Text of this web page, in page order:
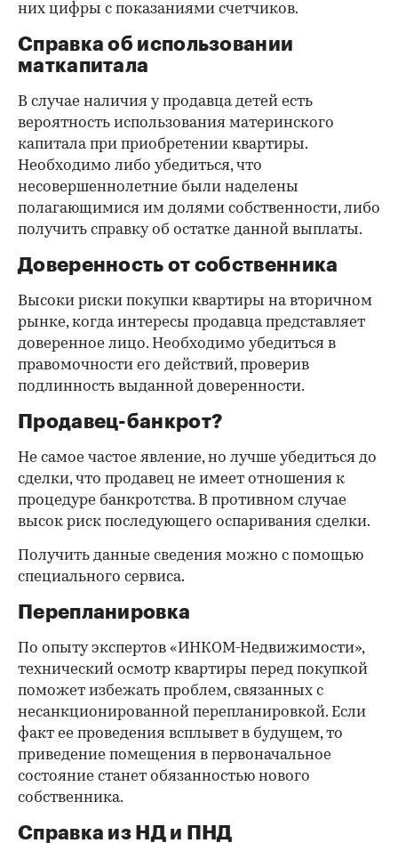
Справка об отсутствии
задолженности по коммунальным
платежам
Важно убедиться в отсутствии задолженностей:
до продажи квартиры оплата «коммуналки» —
обязанность прежнего собственника. А как
проверить долги по коммунальным платежам?
Попросите его взять соответствующие справки.
Дата должна быть свежей, сверьте указанные в
них цифры с показаниями счетчиков.
Справка об использовании
маткапитала
В случае наличия у продавца детей есть
вероятность использования материнского
капитала при приобретении квартиры.
Необходимо либо убедиться, что
несовершеннолетние были наделены
полагающимися им долями собственности, либо
Доверенность от собственника
Высоки риски покупки квартиры на вторичном
рынке, когда интересы продавца представляет
доверенное лицо. Необходимо убедиться в
правомочности его действий, проверив
Не самое частое явление, но лучше убедиться до
сделки, что продавец не имеет отношения к
процедуре банкротства. В противном случае
высок риск последующего оспаривания сделки.
Получить данные сведения можно с помощью
специального сервиса.
Перепланировка